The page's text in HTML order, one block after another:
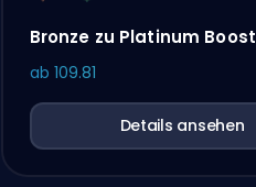
Bronze zu Platinum Boost
ab 109.81
Details ansehen